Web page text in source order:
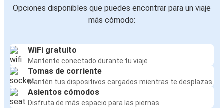
Opciones disponibles que puedes encontrar para un viaje
más cómodo:
WiFi gratuito
Mantente conectado durante tu viaje
Tomas de corriente
Mantén tus dispositivos cargados mientras te desplazas
Asientos cómodos
Disfruta de más espacio para las piernas